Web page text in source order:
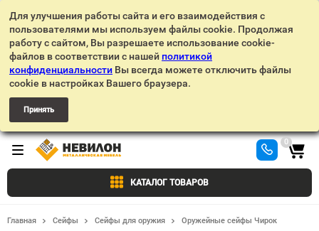
Для улучшения работы сайта и его взаимодействия с
пользователями мы используем файлы cookie. Продолжая
работу с сайтом, Вы разрешаете использование cookie-
файлов в соответствии с нашей политикой
конфиденциальности Вы всегда можете отключить файлы
cookie в настройках Вашего браузера.
Принять
КАТАЛОГ ТОВАРОВ
0
Главная Сейфы Сейфы для оружия Оружейные сейфы Чирок